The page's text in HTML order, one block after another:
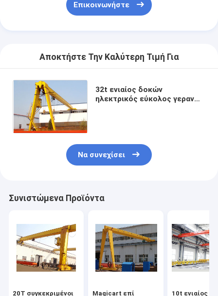
Επικοινωνήστε
Αποκτήστε Την Καλύτερη Τιμή Για
32t ενιαίος δοκών
ηλεκτρικός εύκολος γερανών
Να συνεχίσει
Συνιστώμενα Προϊόντα
20T συγκεκριμένοι Magicart επί 10t ενιαίος